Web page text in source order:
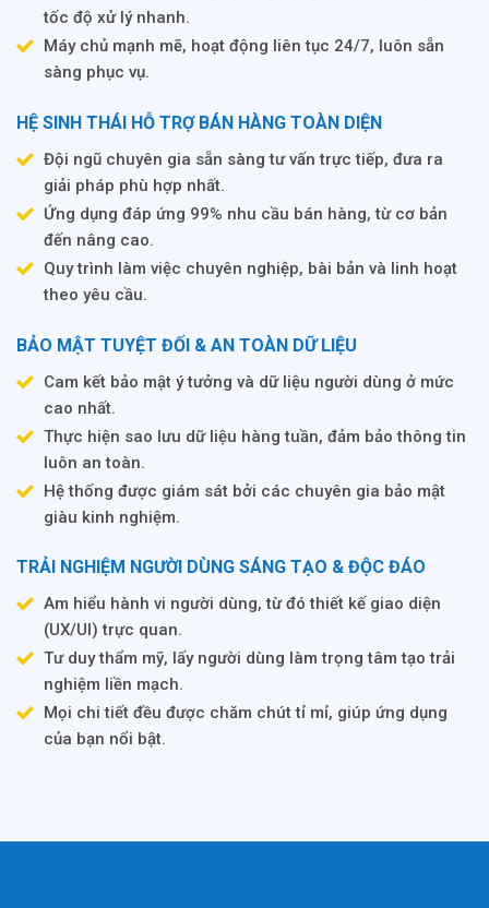
tốc độ xử lý nhanh.
Máy chủ mạnh mẽ, hoạt động liên tục 24/7, luôn sẵn
sàng phục vụ.
HỆ SINH THÁI HỖ TRỢ BÁN HÀNG TOÀN DIỆN
Đội ngũ chuyên gia sẵn sàng tư vấn trực tiếp, đưa ra
giải pháp phù hợp nhất.
Ứng dụng đáp ứng 99% nhu cầu bán hàng, từ cơ bản
đến nâng cao.
Quy trình làm việc chuyên nghiệp, bài bản và linh hoạt
theo yêu cầu.
BẢO MẬT TUYỆT ĐỐI & AN TOÀN DỮ LIỆU
Cam kết bảo mật ý tưởng và dữ liệu người dùng ở mức
cao nhất.
Thực hiện sao lưu dữ liệu hàng tuần, đảm bảo thông tin
luôn an toàn.
Hệ thống được giám sát bởi các chuyên gia bảo mật
giàu kinh nghiệm.
TRẢI NGHIỆM NGƯỜI DÙNG SÁNG TẠO & ĐỘC ĐÁO
Am hiểu hành vi người dùng, từ đó thiết kế giao diện
(UX/UI) trực quan.
Tư duy thẩm mỹ, lấy người dùng làm trọng tâm tạo trải
nghiệm liền mạch.
Mọi chi tiết đều được chăm chút tỉ mỉ, giúp ứng dụng
của bạn nổi bật.